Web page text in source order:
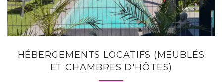
HÉBERGEMENTS LOCATIFS (MEUBLÉS
ET CHAMBRES D'HÔTES)